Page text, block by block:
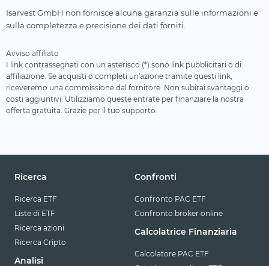
Isarvest GmbH non fornisce alcuna garanzia sulle informazioni e
sulla completezza e precisione dei dati forniti.
Avviso affiliato
I link contrassegnati con un asterisco (*) sono link pubblicitari o di
affiliazione. Se acquisti o completi un'azione tramite questi link,
riceveremo una commissione dal fornitore. Non subirai svantaggi o
costi aggiuntivi. Utilizziamo queste entrate per finanziare la nostra
offerta gratuita. Grazie per il tuo supporto.
Ricerca
Ricerca ETF
Liste di ETF
Ricerca azioni
Ricerca Cripto
Analisi
Confronti
Confronto PAC ETF
Confronto broker online
Calcolatrice Finanziaria
Calcolatore PAC ETF